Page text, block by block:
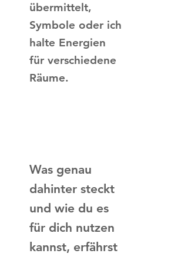
übermittelt,
Symbole oder ich
halte Energien
für verschiedene
Räume.
Was genau
dahinter steckt
und wie du es
für dich nutzen
kannst, erfährst